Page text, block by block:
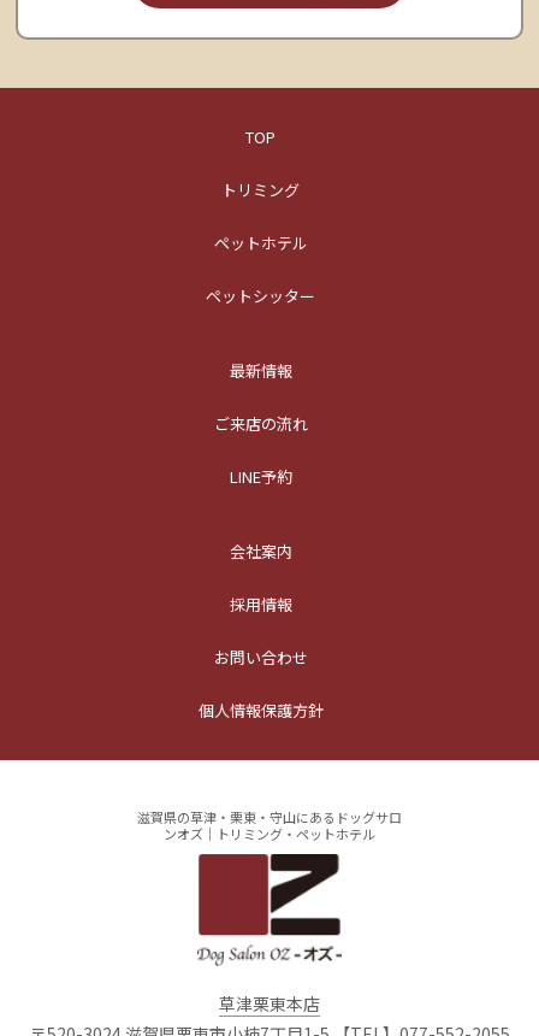
TOP
トリミング
ペットホテル
ペットシッター
最新情報
ご来店の流れ
LINE予約
会社案内
採用情報
お問い合わせ
個人情報保護方針
滋賀県の草津・栗東・守山にあるドッグサロ
ンオズ｜トリミング・ペットホテル
草津栗東本店